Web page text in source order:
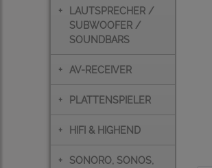
+
LAUTSPRECHER /
SUBWOOFER /
SOUNDBARS
+ AV-RECEIVER
+ PLATTENSPIELER
+ HIFI & HIGHEND
+
SONORO, SONOS,